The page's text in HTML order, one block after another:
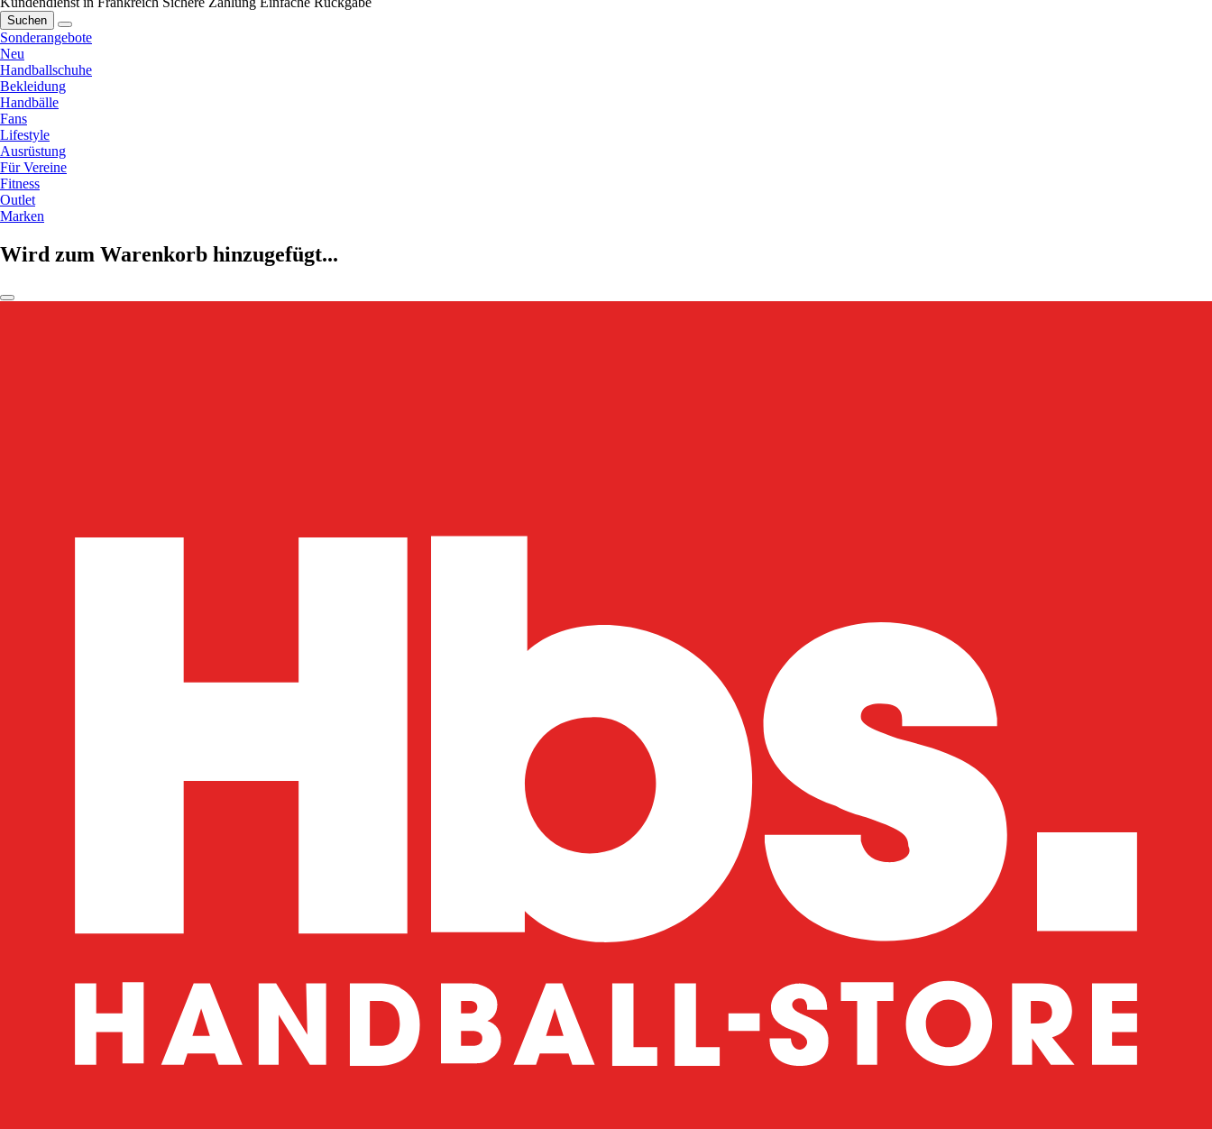
Suchen
Sonderangebote
Neu
Handballschuhe
Bekleidung
Handbälle
Fans
Lifestyle
Ausrüstung
Für Vereine
Fitness
Outlet
Marken
Wird zum Warenkorb hinzugefügt...